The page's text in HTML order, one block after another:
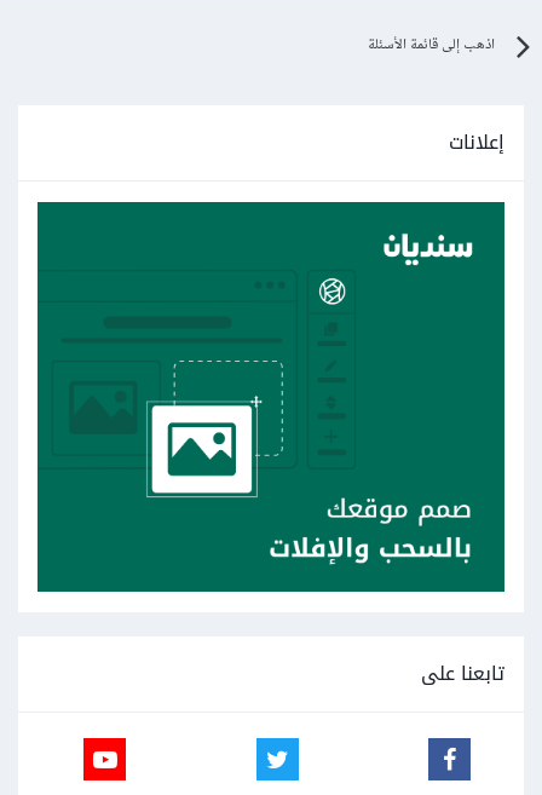
اذهب إلى قائمة الأسئلة
إعلانات
تابعنا على